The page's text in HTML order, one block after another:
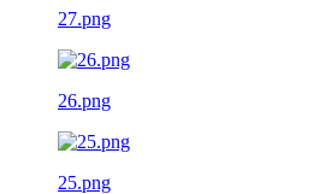
27.png
26.png
25.png